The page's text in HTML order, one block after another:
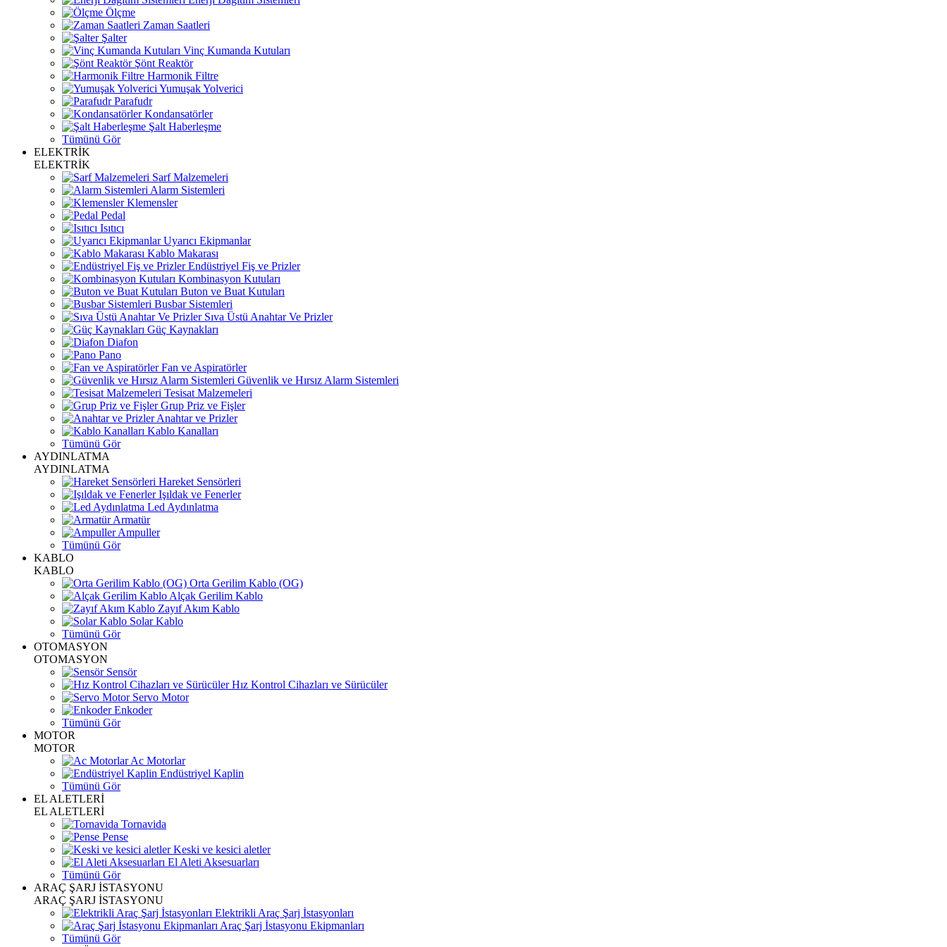
Ölçme
Zaman Saatleri
Şalter
Vinç Kumanda Kutuları
Şönt Reaktör
Harmonik Filtre
Yumuşak Yolverici
Parafudr
Kondansatörler
Şalt Haberleşme
Tümünü Gör
ELEKTRİK
ELEKTRİK
Sarf Malzemeleri
Alarm Sistemleri
Klemensler
Pedal
Isıtıcı
Uyarıcı Ekipmanlar
Kablo Makarası
Endüstriyel Fiş ve Prizler
Kombinasyon Kutuları
Buton ve Buat Kutuları
Busbar Sistemleri
Sıva Üstü Anahtar Ve Prizler
Güç Kaynakları
Diafon
Pano
Fan ve Aspiratörler
Güvenlik ve Hırsız Alarm Sistemleri
Tesisat Malzemeleri
Grup Priz ve Fişler
Anahtar ve Prizler
Kablo Kanalları
Tümünü Gör
AYDINLATMA
AYDINLATMA
Hareket Sensörleri
Işıldak ve Fenerler
Led Aydınlatma
Armatür
Ampuller
Tümünü Gör
KABLO
KABLO
Orta Gerilim Kablo (OG)
Alçak Gerilim Kablo
Zayıf Akım Kablo
Solar Kablo
Tümünü Gör
OTOMASYON
OTOMASYON
Sensör
Hız Kontrol Cihazları ve Sürücüler
Servo Motor
Enkoder
Tümünü Gör
MOTOR
MOTOR
Ac Motorlar
Endüstriyel Kaplin
Tümünü Gör
EL ALETLERİ
EL ALETLERİ
Tornavida
Pense
Keski ve kesici aletler
El Aleti Aksesuarları
Tümünü Gör
ARAÇ ŞARJ İSTASYONU
ARAÇ ŞARJ İSTASYONU
Elektrikli Araç Şarj İstasyonları
Araç Şarj İstasyonu Ekipmanları
Tümünü Gör